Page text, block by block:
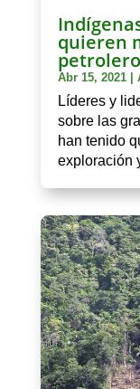
quieren
Abr 15, 2021|
Líderes y
sobre las
han tenido
exploración